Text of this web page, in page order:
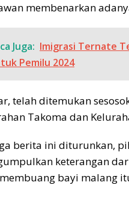
membenarkan
Juga: Imigrasi Ternate
Pemilu 2024
telah ditemukan
Takoma dan
berita ini diturunkan,
keterangan
bayi malang